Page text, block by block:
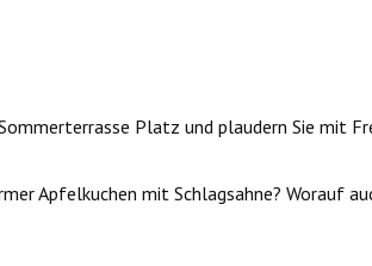
Platz und plaudern Sie mit
Apfelkuchen mit Schlagsahne? Worauf